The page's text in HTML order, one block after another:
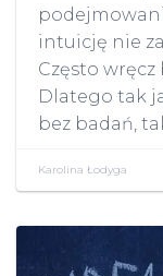
intuicję nie
Często
Dlatego tak
bez badań,
Karolina Łodyga